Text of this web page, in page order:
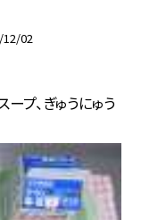
12/02
プ、ぎゅうにゅう